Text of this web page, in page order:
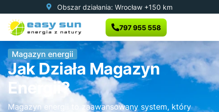
Obszar działania: Wrocław +150 km
797 955 558
Magazyn energii
Jak Działa Magazyn
Energii?
Magazyn energii to zaawansowany system, który